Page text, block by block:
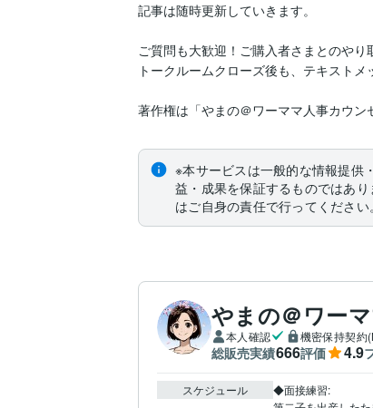
記事は随時更新していきます。
ご質問も大歓迎！ご購入者さまとのや
トークルームクローズ後も、テキストメ
著作権は「やまの＠ワーママ人事カウン
※本サービスは一般的な情報提供
益・成果を保証するものではあ
はご自身の責任で行ってください。
やまの＠ワー
本人確認 機密保持契約
総販売実績666評価 4.9
スケジュール
◆面接練習: